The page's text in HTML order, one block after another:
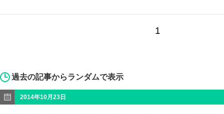
1
過去の記事からランダムで表示
2014年10月23日